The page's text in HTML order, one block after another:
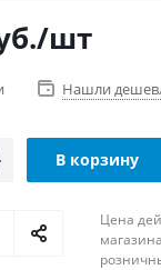
/шт
Нашли
В корзину
Цена